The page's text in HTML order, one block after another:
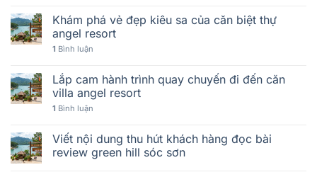
Khám phá vẻ đẹp kiêu sa của căn biệt thự
angel resort
1 Bình luận
Lắp cam hành trình quay chuyến đi đến căn
villa angel resort
1 Bình luận
Viết nội dung thu hút khách hàng đọc bài
review green hill sóc sơn